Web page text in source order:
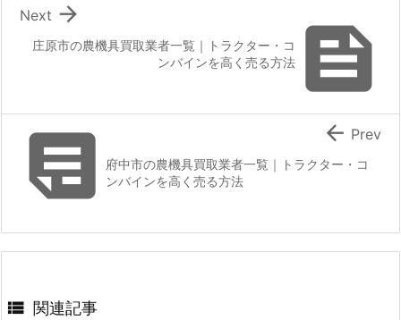

庄原市の農機具買取業者一覧｜トラクター・コ
ンバインを高く売る方法

Next
府中市の農機具買取業者一覧｜トラクター・コ
ンバインを高く売る方法
 Prev
 関連記事